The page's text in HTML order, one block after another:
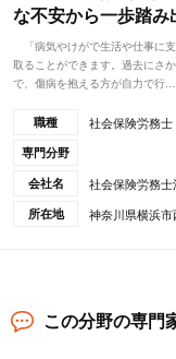
な不安から一歩踏み
「病気やけがで生活や仕事に
取ることができます。過去にさ
で、傷病を抱える方が自力で行...
職種 社会保険労務士
専門分野
会社名 社会保険労務
所在地 神奈川県横浜
この分野の専門